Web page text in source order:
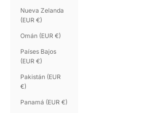
Nueva Zelanda
(EUR €)
Omán (EUR €)
Países Bajos
(EUR €)
Pakistán (EUR
€)
Panamá (EUR €)